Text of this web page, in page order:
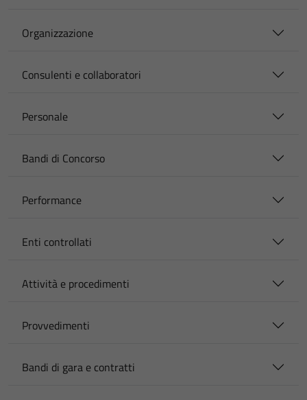
Organizzazione
Consulenti e collaboratori
Personale
Bandi di Concorso
Performance
Enti controllati
Attività e procedimenti
Provvedimenti
Bandi di gara e contratti